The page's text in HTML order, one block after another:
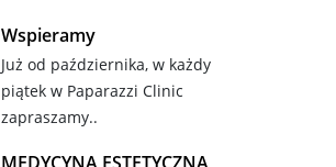
Wspieramy
Już od października, w każdy
piątek w Paparazzi Clinic
zapraszamy..